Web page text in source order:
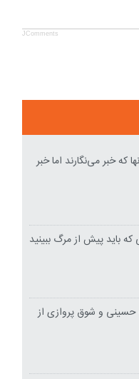
JComments
که خبر می‌نگارند اما خبر
حسینی و شوق پروازی از